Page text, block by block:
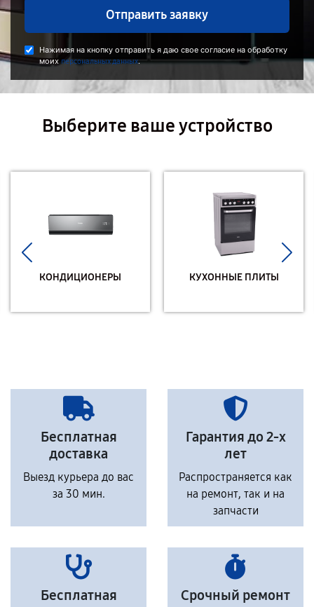
Отправить заявку
Нажимая на кнопку отправить я даю свое согласие на обработку
моих персональных данных.
Выберите ваше устройство
КОНДИЦИОНЕРЫ КУХОННЫЕ ПЛИТЫ
Бесплатная
доставка
Выезд курьера до вас
за 30 мин.
Гарантия до 2-х
лет
Распространяется как
на ремонт, так и на
запчасти
Бесплатная
Срочный ремонт